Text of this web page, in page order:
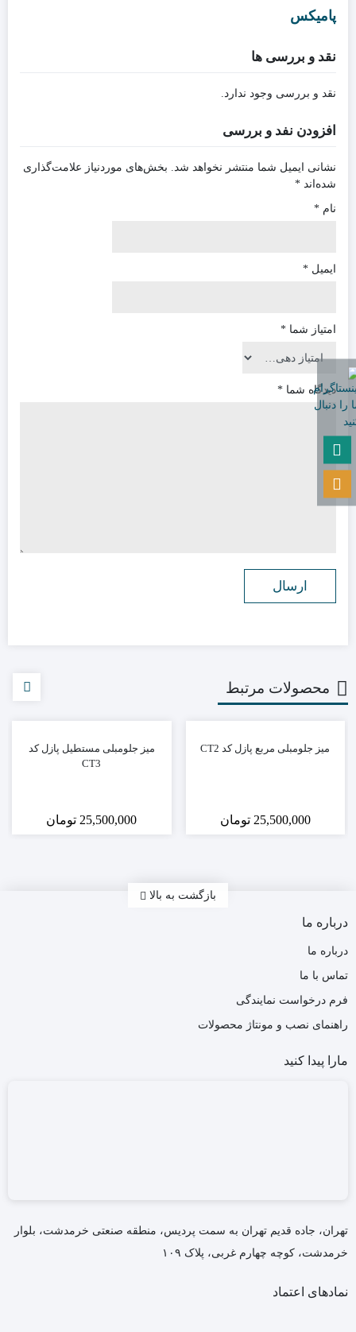
پامیکس
نقد و بررسی ها
نقد و بررسی وجود ندارد.
افزودن نفد و بررسی
نشانی ایمیل شما منتشر نخواهد شد. بخش‌های موردنیاز علامت‌گذاری
شده‌اند *
نام *
ایمیل *
امتیاز شما *
دیدگاه شما *
محصولات مرتبط
میز جلومبلی مربع پازل کد CT2
25,500,000 تومان
میز جلومبلی مستطیل پازل کد
CT3
25,500,000 تومان
بازگشت به بالا
درباره ما
درباره ما
تماس با ما
فرم درخواست نمایندگی
راهنمای نصب و مونتاژ محصولات
مارا پیدا کنید
تهران، جاده قدیم تهران به سمت پردیس، منطقه صنعتی خرمدشت، بلوار
خرمدشت، کوچه چهارم غربی، پلاک ۱۰۹
نمادهای اعتماد